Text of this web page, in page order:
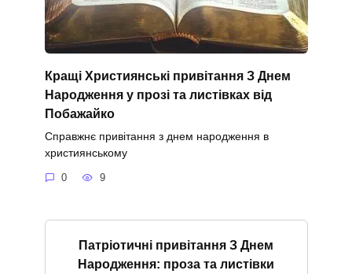
Кращі Християнські привітання З Днем
Народження у прозі та листівках від
Побажайко
Справжнє привітання з днем народження в
християнському
0 9
Патріотичні привітання З Днем
Народження: проза та листівки